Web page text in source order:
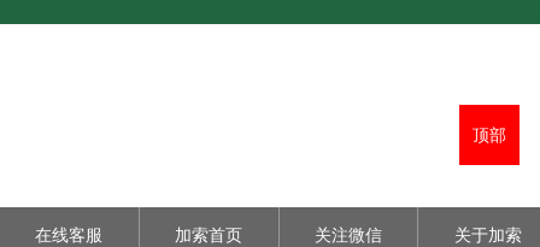
在线客服 加索首页 关注微信 关于加索
顶部